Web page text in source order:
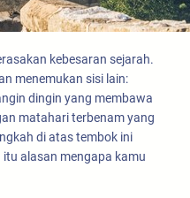
kebesaran sejarah.
menemukan sisi lain:
dingin yang membawa
matahari terbenam yang
di atas tembok ini
alasan mengapa kamu